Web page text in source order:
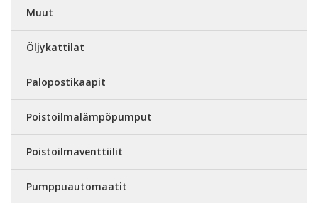
Muut
Öljykattilat
Palopostikaapit
Poistoilmalämpöpumput
Poistoilmaventtiilit
Pumppuautomaatit